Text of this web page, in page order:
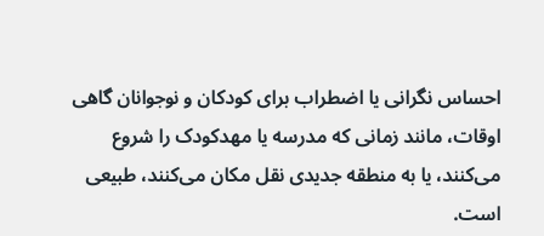
احساس نگرانی یا اضطراب برای کودکان و نوجوانان گاهی
اوقات، مانند زمانی که مدرسه یا مهدکودک را شروع
می‌کنند، یا به منطقه جدیدی نقل مکان می‌کنند، طبیعی
است.